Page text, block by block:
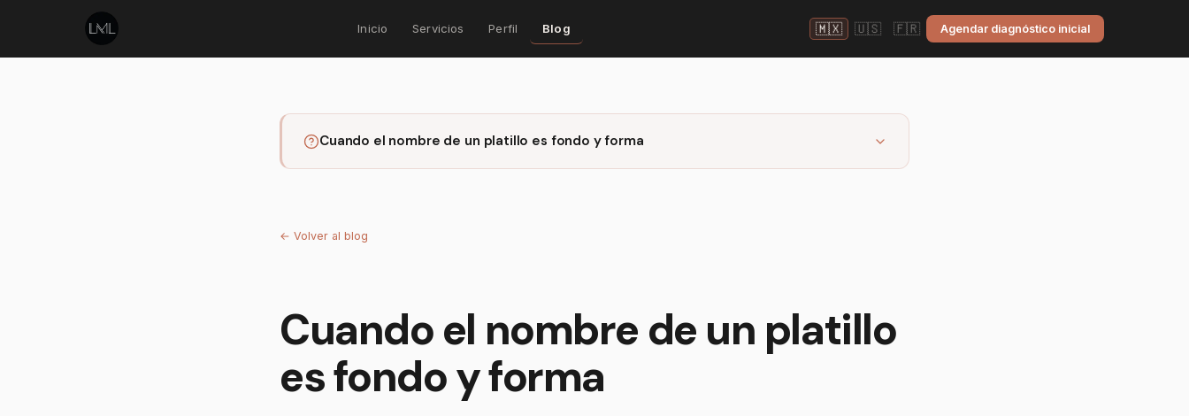
Inicio Servicios Perfil Blog 🇲🇽 🇺🇸 🇫🇷 Agendar diagnóstico inicial
Cuando el nombre de un platillo es fondo y forma
← Volver al blog
Cuando el nombre de un platillo
es fondo y forma